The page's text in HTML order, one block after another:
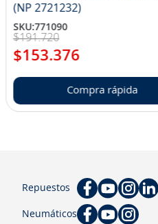
(NP 2721232)
SKU:771090
$191.720
$153.376
Compra rápida
Repuestos
Neumáticos